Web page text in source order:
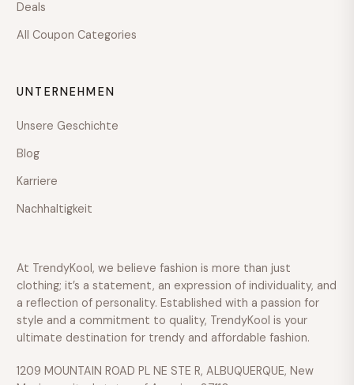
$100
$100
$400
$400
$600
Over
GRÖSSE
Deals
All Coupon Categories
UNTERNEHMEN
Unsere Geschichte
Blog
Karriere
Nachhaltigkeit
At TrendyKool, we believe fashion is more than just
clothing; it’s a statement, an expression of individuality, and
a reflection of personality. Established with a passion for
style and a commitment to quality, TrendyKool is your
ultimate destination for trendy and affordable fashion.
1209 MOUNTAIN ROAD PL NE STE R, ALBUQUERQUE, New